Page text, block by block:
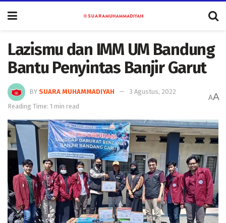
Lazismu dan IMM UM Bandung
Bantu Penyintas Banjir Garut
BY SUARA MUHAMMADIYAH
3 Agustus, 2022
Reading Time: 1 min read
AA